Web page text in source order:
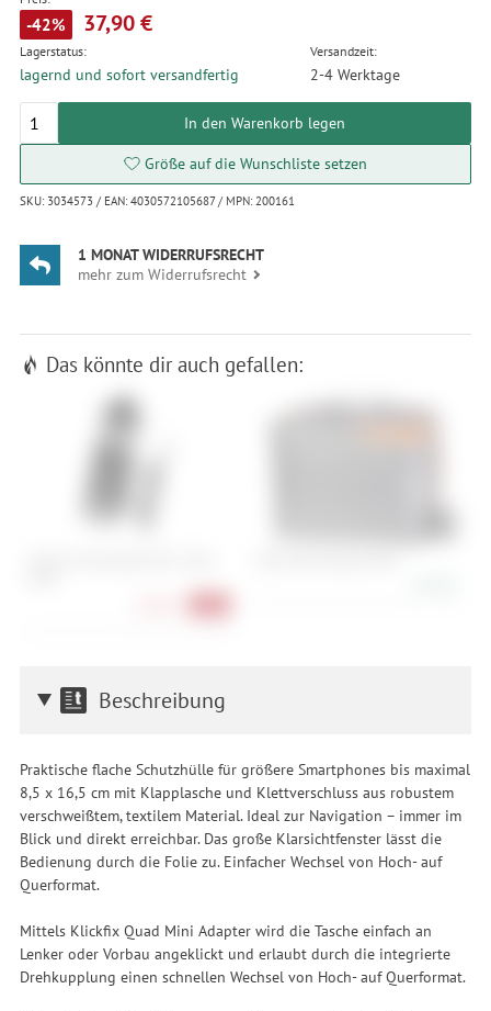
-42% 37,90 €
Lagerstatus:
lagernd und sofort versandfertig
Versandzeit:
2-4 Werktage
In den Warenkorb legen
Größe auf die Wunschliste setzen
SKU: 3034573 / EAN: 4030572105687 / MPN: 200161
1 MONAT WIDERRUFSRECHT
mehr zum Widerrufsrecht
Das könnte dir auch gefallen:
Beschreibung
Praktische flache Schutzhülle für größere Smartphones bis maximal
8,5 x 16,5 cm mit Klapplasche und Klettverschluss aus robustem
verschweißtem, textilem Material. Ideal zur Navigation – immer im
Blick und direkt erreichbar. Das große Klarsichtfenster lässt die
Bedienung durch die Folie zu. Einfacher Wechsel von Hoch- auf
Querformat.
Mittels Klickfix Quad Mini Adapter wird die Tasche einfach an
Lenker oder Vorbau angeklickt und erlaubt durch die integrierte
Drehkupplung einen schnellen Wechsel von Hoch- auf Querformat.